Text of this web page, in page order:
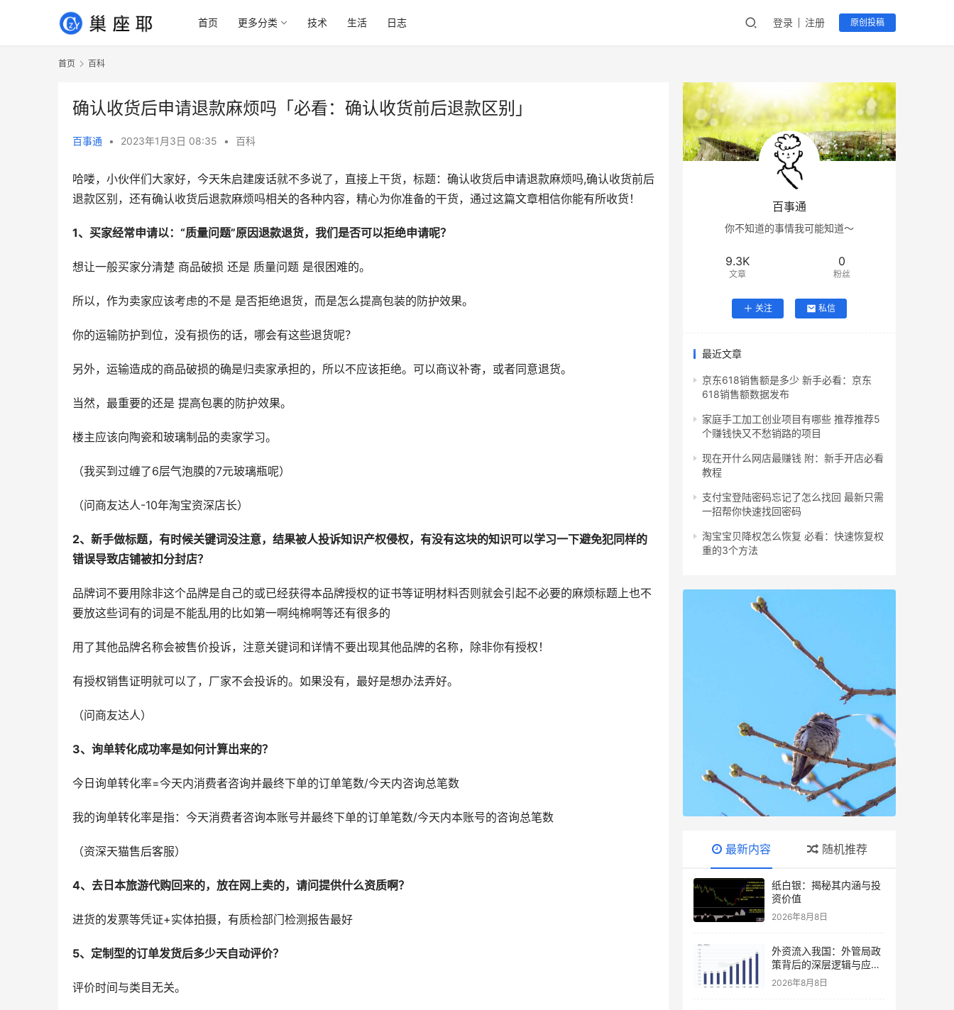
首页 更多分类 技术 生活 日志 登录 注册 原创投稿
首页 百科
确认收货后申请退款麻烦吗「必看：确认收货前后退款区别」
百事通 • 2023年1月3日 08:35 • 百科
哈喽，小伙伴们大家好，今天朱启建废话就不多说了，直接上干货，标题：确认收货后申请退款麻烦吗,确认收货前后
退款区别，还有确认收货后退款麻烦吗相关的各种内容，精心为你准备的干货，通过这篇文章相信你能有所收货！
1、买家经常申请以：“质量问题”原因退款退货，我们是否可以拒绝申请呢？
想让一般买家分清楚 商品破损 还是 质量问题 是很困难的。
所以，作为卖家应该考虑的不是 是否拒绝退货，而是怎么提高包装的防护效果。
你的运输防护到位，没有损伤的话，哪会有这些退货呢？
另外，运输造成的商品破损的确是归卖家承担的，所以不应该拒绝。可以商议补寄，或者同意退货。
当然，最重要的还是 提高包裹的防护效果。
楼主应该向陶瓷和玻璃制品的卖家学习。
（我买到过缠了6层气泡膜的7元玻璃瓶呢）
（问商友达人-10年淘宝资深店长）
2、新手做标题，有时候关键词没注意，结果被人投诉知识产权侵权，有没有这块的知识可以学习一下避免犯同样的
错误导致店铺被扣分封店？
品牌词不要用除非这个品牌是自己的或已经获得本品牌授权的证书等证明材料否则就会引起不必要的麻烦标题上也不
要放这些词有的词是不能乱用的比如第一啊纯棉啊等还有很多的
用了其他品牌名称会被售价投诉，注意关键词和详情不要出现其他品牌的名称，除非你有授权！
有授权销售证明就可以了，厂家不会投诉的。如果没有，最好是想办法弄好。
（问商友达人）
3、询单转化成功率是如何计算出来的？
今日询单转化率=今天内消费者咨询并最终下单的订单笔数/今天内咨询总笔数
我的询单转化率是指：今天消费者咨询本账号并最终下单的订单笔数/今天内本账号的咨询总笔数
（资深天猫售后客服）
4、去日本旅游代购回来的，放在网上卖的，请问提供什么资质啊？
进货的发票等凭证+实体拍摄，有质检部门检测报告最好
5、定制型的订单发货后多少天自动评价？
评价时间与类目无关。
百事通
你不知道的事情我可能知道～
9.3K
文章
0
粉丝
关注 私信
最近文章
京东618销售额是多少 新手必看：京东
618销售额数据发布
家庭手工加工创业项目有哪些 推荐推荐5
个赚钱快又不愁销路的项目
现在开什么网店最赚钱 附：新手开店必看
教程
支付宝登陆密码忘记了怎么找回 最新只需
一招帮你快速找回密码
淘宝宝贝降权怎么恢复 必看：快速恢复权
重的3个方法
最新内容 随机推荐
纸白银：揭秘其内涵与投
资价值
2026年8月8日
外资流入我国：外管局政
策背后的深层逻辑与应对
策略
2026年8月8日